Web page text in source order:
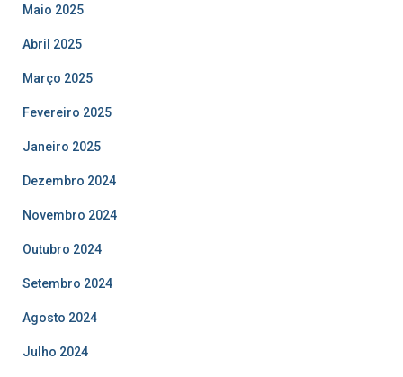
Maio 2025
Abril 2025
Março 2025
Fevereiro 2025
Janeiro 2025
Dezembro 2024
Novembro 2024
Outubro 2024
Setembro 2024
Agosto 2024
Julho 2024